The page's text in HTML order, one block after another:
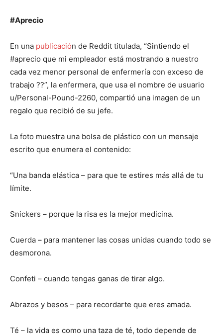
#Aprecio
En una publicación de Reddit titulada, “Sintiendo el
#aprecio que mi empleador está mostrando a nuestro
cada vez menor personal de enfermería con exceso de
trabajo ??”, la enfermera, que usa el nombre de usuario
u/Personal-Pound-2260, compartió una imagen de un
regalo que recibió de su jefe.
La foto muestra una bolsa de plástico con un mensaje
escrito que enumera el contenido:
“Una banda elástica – para que te estires más allá de tu
límite.
Snickers – porque la risa es la mejor medicina.
Cuerda – para mantener las cosas unidas cuando todo se
desmorona.
Confeti – cuando tengas ganas de tirar algo.
Abrazos y besos – para recordarte que eres amada.
Té – la vida es como una taza de té, todo depende de